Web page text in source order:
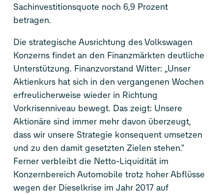
Sachinvestitionsquote noch 6,9 Prozent
betragen.
Die strategische Ausrichtung des Volkswagen
Konzerns findet an den Finanzmärkten deutliche
Unterstützung. Finanzvorstand Witter: „Unser
Aktienkurs hat sich in den vergangenen Wochen
erfreulicherweise wieder in Richtung
Vorkrisenniveau bewegt. Das zeigt: Unsere
Aktionäre sind immer mehr davon überzeugt,
dass wir unsere Strategie konsequent umsetzen
und zu den damit gesetzten Zielen stehen."
Ferner verbleibt die Netto-Liquidität im
Konzernbereich Automobile trotz hoher Abflüsse
wegen der Dieselkrise im Jahr 2017 auf